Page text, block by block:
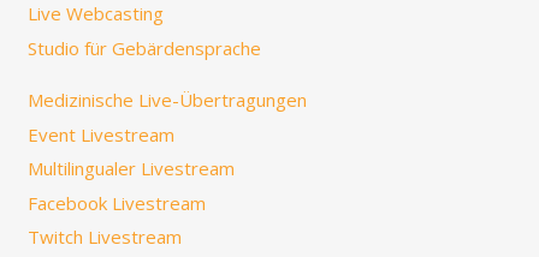
Live Webcasting
Studio für Gebärdensprache
Medizinische Live-Übertragungen
Event Livestream
Multilingualer Livestream
Facebook Livestream
Twitch Livestream